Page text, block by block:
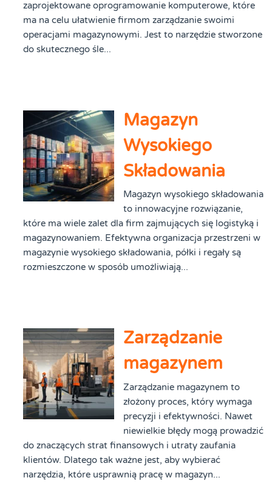
zaprojektowane oprogramowanie komputerowe, które
ma na celu ułatwienie firmom zarządzanie swoimi
operacjami magazynowymi. Jest to narzędzie stworzone
do skutecznego śle...
Magazyn
Wysokiego
Składowania
Magazyn wysokiego składowania
to innowacyjne rozwiązanie,
które ma wiele zalet dla firm zajmujących się logistyką i
magazynowaniem. Efektywna organizacja przestrzeni w
magazynie wysokiego składowania, półki i regały są
rozmieszczone w sposób umożliwiają...
Zarządzanie
magazynem
Zarządzanie magazynem to
złożony proces, który wymaga
precyzji i efektywności. Nawet
niewielkie błędy mogą prowadzić
do znaczących strat finansowych i utraty zaufania
klientów. Dlatego tak ważne jest, aby wybierać
narzędzia, które usprawnią pracę w magazyn...